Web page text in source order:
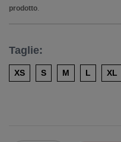
prodotto.
Taglie:
XS S M L XL